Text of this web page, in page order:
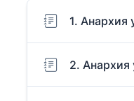
1. Анархия
2. Анархия